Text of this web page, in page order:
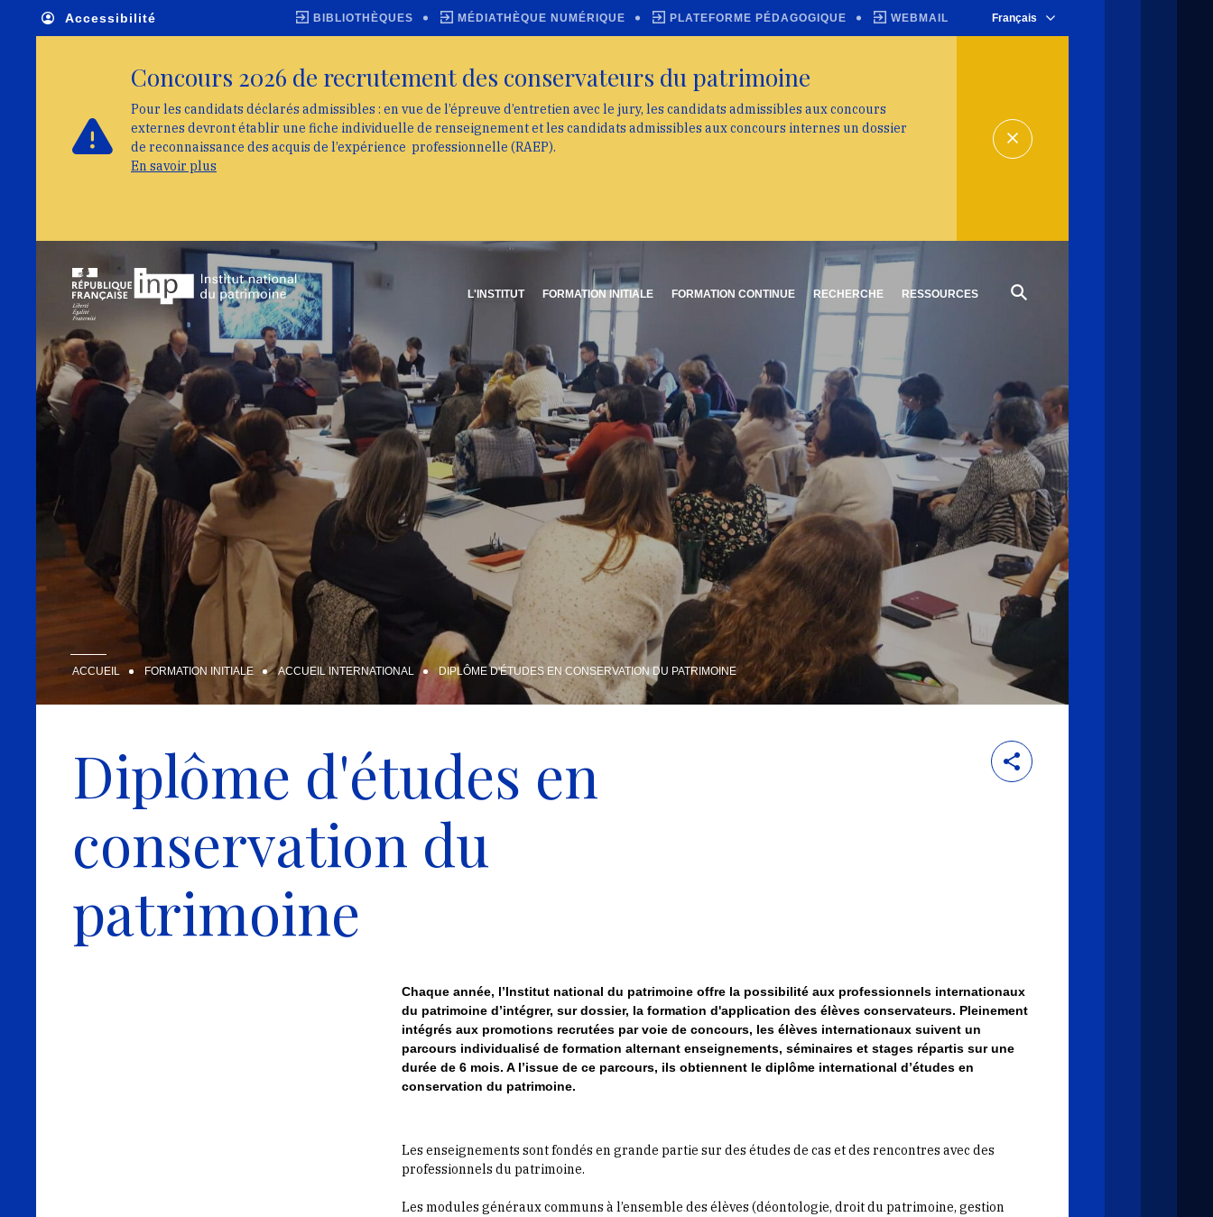
L'INSTITUT FORMATION INITIALE FORMATION CONTINUE RECHERCHE RESSOURCES
Accessibilité BIBLIOTHÈQUES MÉDIATHÈQUE NUMÉRIQUE PLATEFORME PÉDAGOGIQUE WEBMAIL Français
Concours 2026 de recrutement des conservateurs du patrimoine
Pour les candidats déclarés admissibles : en vue de l’épreuve d’entretien avec le jury, les candidats admissibles aux concours
externes devront établir une fiche individuelle de renseignement et les candidats admissibles aux concours internes un dossier
de reconnaissance des acquis de l’expérience professionnelle (RAEP).
En savoir plus
ACCUEIL FORMATION INITIALE ACCUEIL INTERNATIONAL DIPLÔME D'ÉTUDES EN CONSERVATION DU PATRIMOINE
Diplôme d'études en
conservation du
patrimoine
Chaque année, l’Institut national du patrimoine offre la possibilité aux professionnels internationaux
du patrimoine d’intégrer, sur dossier, la formation d'application des élèves conservateurs. Pleinement
intégrés aux promotions recrutées par voie de concours, les élèves internationaux suivent un
parcours individualisé de formation alternant enseignements, séminaires et stages répartis sur une
durée de 6 mois. A l’issue de ce parcours, ils obtiennent le diplôme international d’études en
conservation du patrimoine.
Les enseignements sont fondés en grande partie sur des études de cas et des rencontres avec des
professionnels du patrimoine.
Les modules généraux communs à l’ensemble des élèves (déontologie, droit du patrimoine, gestion